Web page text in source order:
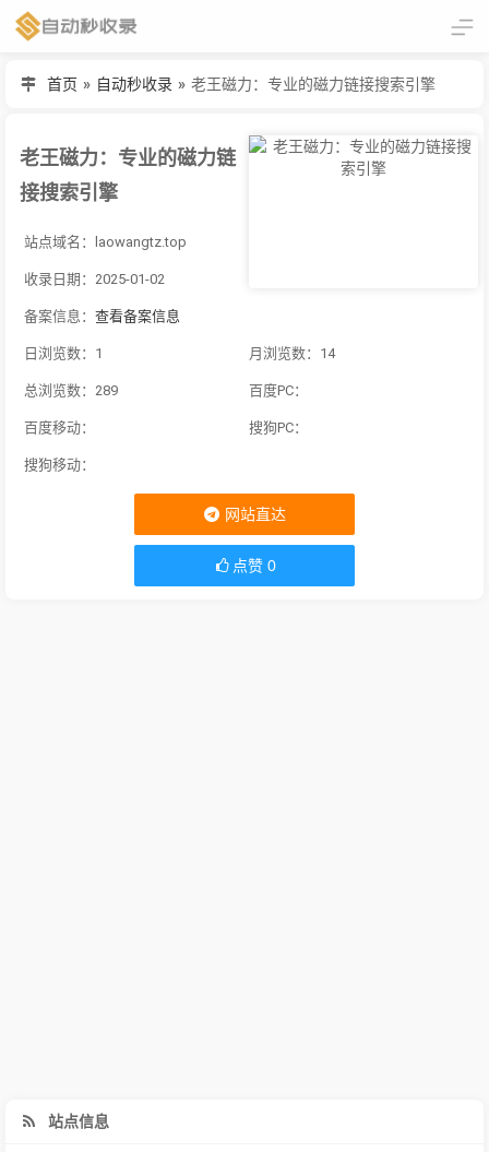
首页 » 自动秒收录 » 老王磁力：专业的磁力链接搜索引擎
老王磁力：专业的磁力链
接搜索引擎
站点域名：laowangtz.top
收录日期：2025-01-02
备案信息： 查看备案信息
日浏览数：1 月浏览数：14
总浏览数：289 百度PC：
百度移动： 搜狗PC：
搜狗移动：
网站直达
点赞 0
站点信息